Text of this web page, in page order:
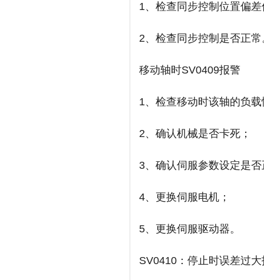
1、检查同步控制位置偏
2、检查同步控制是否正常
移动轴时SV0409报警
1、检查移动时该轴的负
2、确认机械是否卡死；
3、确认伺服参数设定是
4、更换伺服电机；
5、更换伺服驱动器。
SV0410：停止时误差过